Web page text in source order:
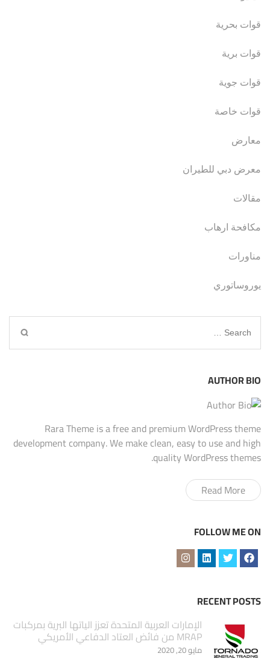
قوات بحرية
قوات برية
قوات جوية
قوات خاصة
معارض
معرض دبي للطيران
مقالات
مكافحة ارهاب
مناورات
يوروساتوري
Search
for:
AUTHOR BIO
Rara Theme is a free and premium WordPress theme
development company. We make clean, easy to use and high
quality WordPress themes.
Read More
FOLLOW ME ON
RECENT POSTS
الإمارات العربية المتحدة تعزز الياتها البرية بمركبات
MRAP من فائض العتاد الدفاعي الأمريكي
مايو 20, 2020